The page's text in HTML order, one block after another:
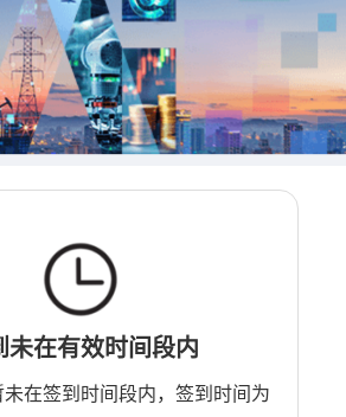
未在有效时间段内
在签到时间段内，签到时间为